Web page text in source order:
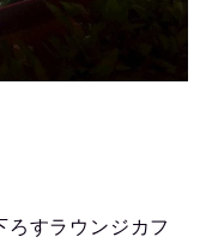
ろすラウンジカフ